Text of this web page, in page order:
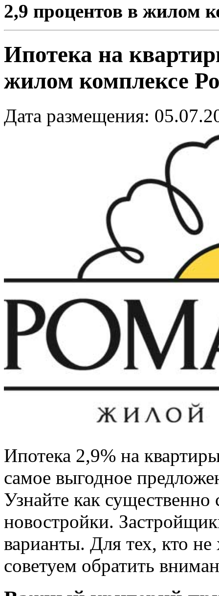
2,9 процентов в жилом
Ипотека на
жилом комплексе
Дата размещения:
Ипотека 2,9% на
самое выгодное
Узнайте как
новостройки.
варианты. Для тех, кто
советуем обратить